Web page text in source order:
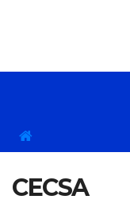
CECSA